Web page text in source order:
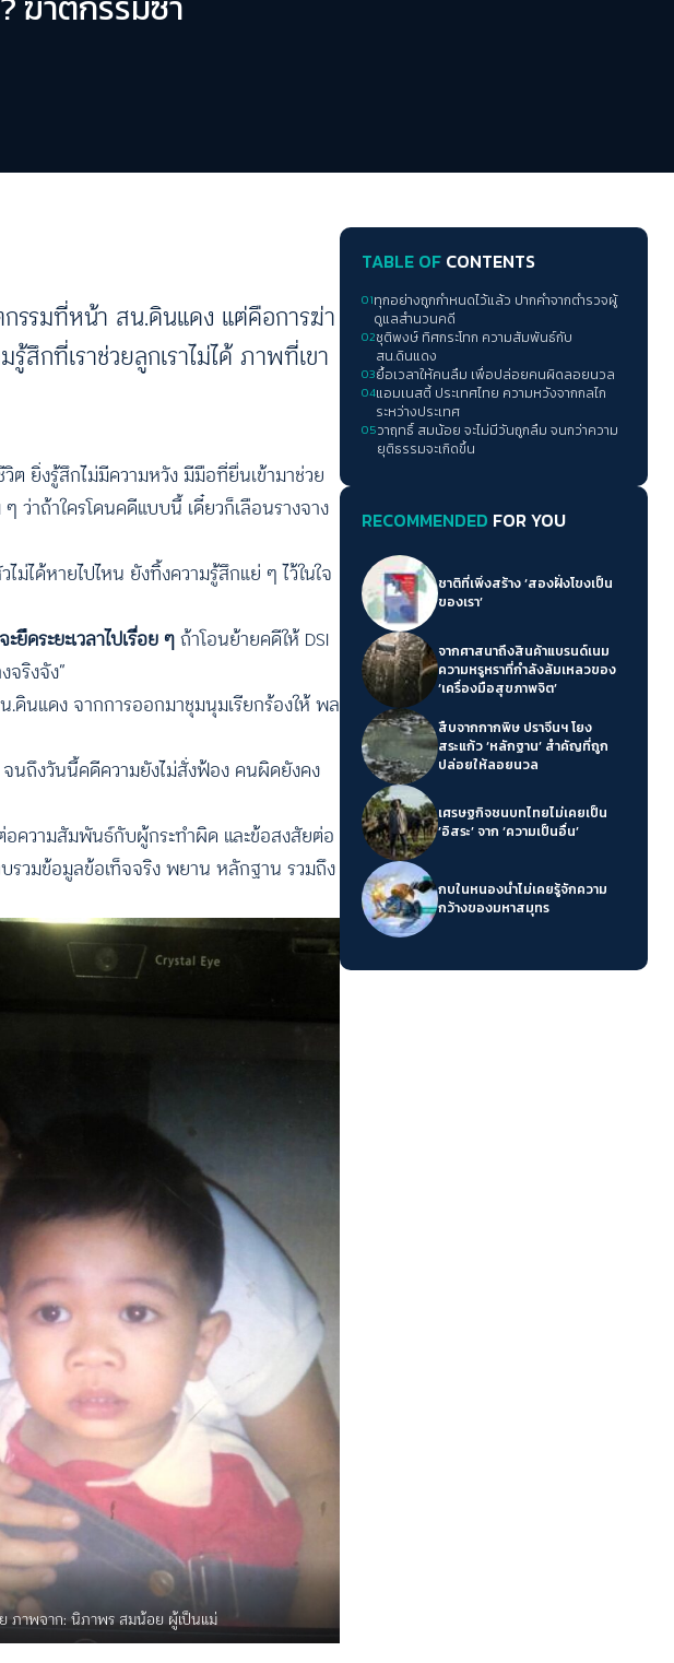
กรรมที่หน้า สน.ดินแดง แต่คือการฆ่า
สึกที่เราช่วยลูกเราไม่ได้ ภาพที่เขา
ยิ่งรู้สึกไม่มีความหวัง มีมือที่ยื่นเข้ามาช่วย
าถ้าใครโดนคดีแบบนี้ เดี๋ยวก็เลือนรางจาง
ได้หายไปไหน ยังทิ้งความรู้สึกแย่ ๆ ไว้ในใจ
ยืดระยะเวลาไปเรื่อย ๆถ้าโอนย้ายคดีให้ DSI
ริงจัง”
.ดินแดง จากการออกมาชุมนุมเรียกร้องให้ พล
นถึงวันนี้คดีความยังไม่สั่งฟ้อง คนผิดยังคง
อความสัมพันธ์กับผู้กระทำผิด และข้อสงสัยต่อ
วมข้อมูลข้อเท็จจริง พยาน หลักฐาน รวมถึง
ภาพจาก: นิภาพร สมน้อย ผู้เป็นแม่
TABLE OF CONTENTS
01ทุกอย่างถูกกำหนดไว้แล้ว ปากคำจากตำรวจผู้
ดูแลสำนวนคดี
02ชุติพงษ์ ทิศกระโทก ความสัมพันธ์กับ
สน.ดินแดง
03ยื้อเวลาให้คนลืม เพื่อปล่อยคนผิดลอยนวล
04แอมเนสตี้ ประเทศไทย ความหวังจากกลไก
ระหว่างประเทศ
05วาฤทธิ์ สมน้อย จะไม่มีวันถูกลืม จนกว่าความ
ยุติธรรมจะเกิดขึ้น
RECOMMENDED FOR YOU
ชาติที่เพิ่งสร้าง ‘สองฝั่งโขงเป็น
ของเรา’
จากศาสนาถึงสินค้าแบรนด์เนม
ความหรูหราที่กำลังล้มเหลวของ
‘เครื่องมือสุขภาพจิต’
สืบจากกากพิษ ปราจีนฯ โยง
สระแก้ว ‘หลักฐาน’ สำคัญที่ถูก
ปล่อยให้ลอยนวล
เศรษฐกิจชนบทไทยไม่เคยเป็น
‘อิสระ’ จาก ‘ความเป็นอื่น’
กบในหนองน้ำไม่เคยรู้จักความ
กว้างของมหาสมุทร